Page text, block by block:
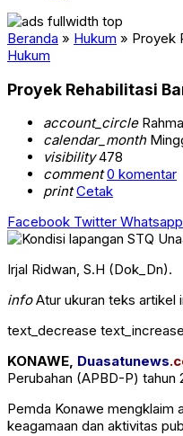
Beranda » Hukum » Proyek
Hukum
Proyek Rehabilitasi
account_circle
calendar_month
visibility478
comment 0 komentar
print Cetak
Facebook Twitter Whatsapp
Irjal Ridwan, S.H (Dok_Dn).
infoAtur ukuran teks artikel
text_decrease text_increase
KONAWE, Duasatunews
Perubahan (APBD-P) tahun
Pemda Konawe mengklaim
keagamaan dan aktivitas